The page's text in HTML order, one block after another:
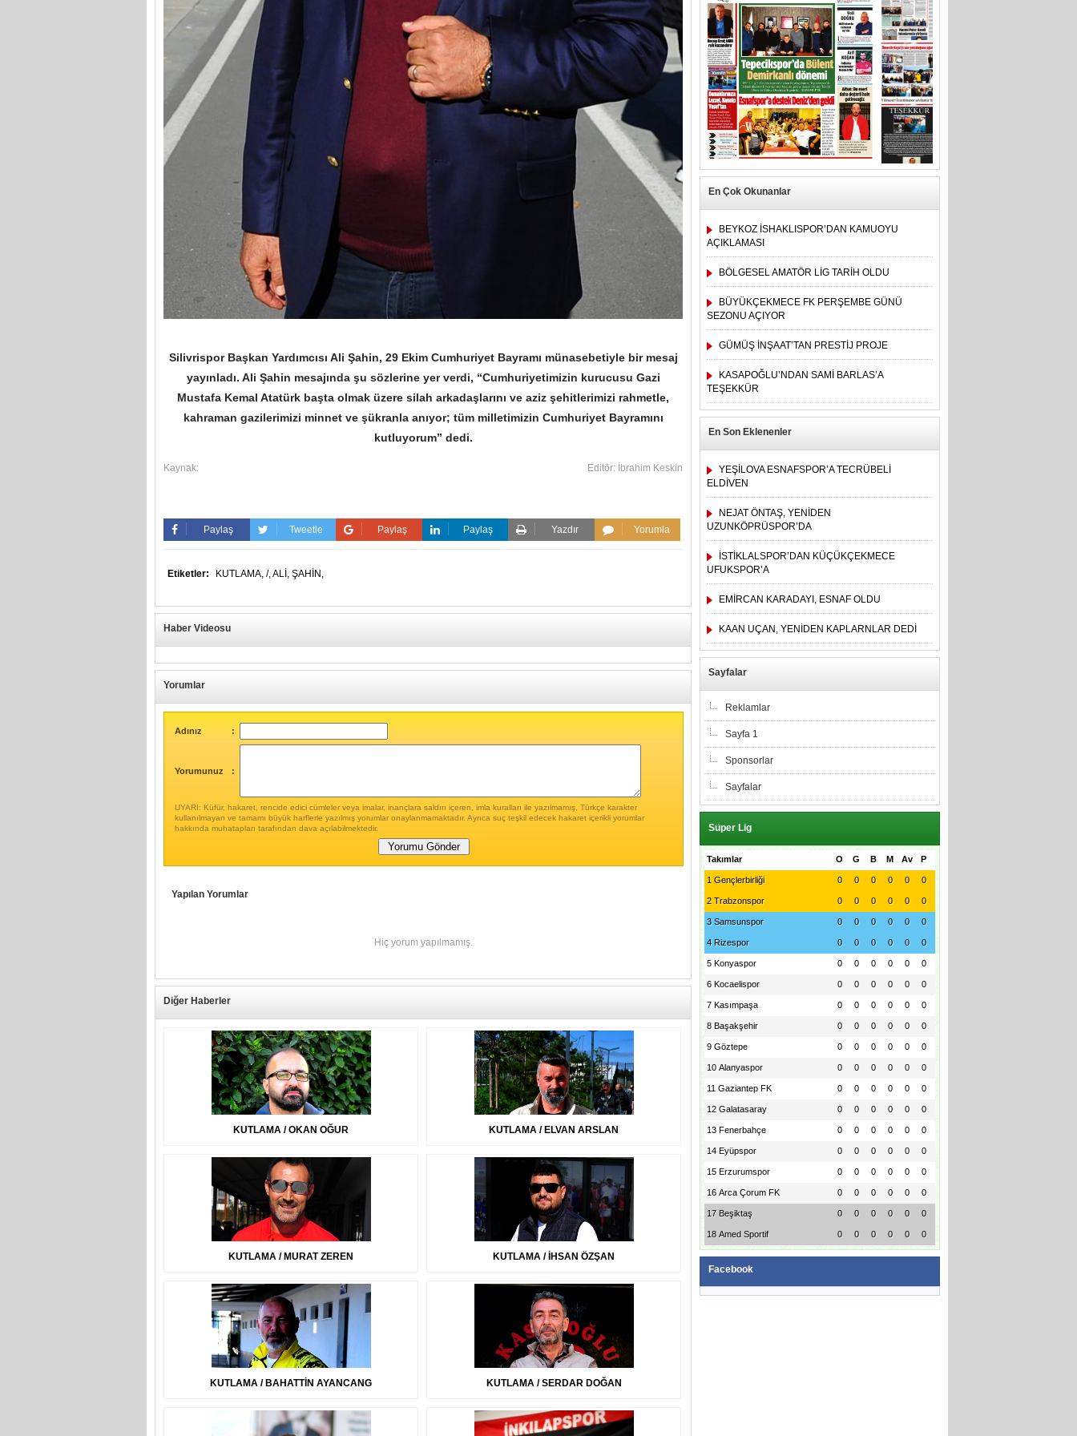
Silivrispor Başkan Yardımcısı Ali Şahin, 29 Ekim Cumhuriyet Bayramı münasebetiyle bir mesaj
yayınladı. Ali Şahin mesajında şu sözlerine yer verdi, “Cumhuriyetimizin kurucusu Gazi
Mustafa Kemal Atatürk başta olmak üzere silah arkadaşlarını ve aziz şehitlerimizi rahmetle,
kahraman gazilerimizi minnet ve şükranla anıyor; tüm milletimizin Cumhuriyet Bayramını
kutluyorum” dedi.
Kaynak: Editör: İbrahim Keskin
Paylaş Tweetle Paylaş Paylaş Yazdır Yorumla
Etiketler: KUTLAMA, /,ALİ, ŞAHİN,
Haber Videosu
Yorumlar
Adınız :
Yorumunuz :
UYARI: Küfür, hakaret, rencide edici cümleler veya imalar, inançlara saldırı içeren, imla kuralları ile yazılmamış, Türkçe karakter
kullanılmayan ve tamamı büyük harflerle yazılmış yorumlar onaylanmamaktadır. Ayrıca suç teşkil edecek hakaret içerikli yorumlar
hakkında muhatapları tarafından dava açılabilmektedir.
Yapılan Yorumlar
Hiç yorum yapılmamış.
Diğer Haberler
KUTLAMA / OKAN OĞUR KUTLAMA / ELVAN ARSLAN
KUTLAMA / MURAT ZEREN KUTLAMA / İHSAN ÖZŞAN
KUTLAMA / BAHATTİN AYANCANG KUTLAMA / SERDAR DOĞAN
En Çok Okunanlar
BEYKOZ İSHAKLISPOR’DAN KAMUOYU
AÇIKLAMASI
BÖLGESEL AMATÖR LİG TARİH OLDU
BÜYÜKÇEKMECE FK PERŞEMBE GÜNÜ
SEZONU AÇIYOR
GÜMÜŞ İNŞAAT’TAN PRESTİJ PROJE
KASAPOĞLU’NDAN SAMİ BARLAS’A
TEŞEKKÜR
En Son Eklenenler
YEŞİLOVA ESNAFSPOR’A TECRÜBELİ
ELDİVEN
NEJAT ÖNTAŞ, YENİDEN
UZUNKÖPRÜSPOR’DA
İSTİKLALSPOR’DAN KÜÇÜKÇEKMECE
UFUKSPOR’A
EMİRCAN KARADAYI, ESNAF OLDU
KAAN UÇAN, YENİDEN KAPLARNLAR DEDİ
Sayfalar
Reklamlar
Sayfa 1
Sponsorlar
Sayfalar
Süper Lig
Takımlar P
Av
M
B
G
O
1 Gençlerbirliği 0
0
0
0
0
0
2 Trabzonspor 0
0
0
0
0
0
3 Samsunspor 0
0
0
0
0
0
4 Rizespor 0
0
0
0
0
0
5 Konyaspor 0
0
0
0
0
0
6 Kocaelispor 0
0
0
0
0
0
7 Kasımpaşa 0
0
0
0
0
0
8 Başakşehir 0
0
0
0
0
0
9 Göztepe 0
0
0
0
0
0
10 Alanyaspor 0
0
0
0
0
0
11 Gaziantep FK 0
0
0
0
0
0
12 Galatasaray 0
0
0
0
0
0
13 Fenerbahçe 0
0
0
0
0
0
14 Eyüpspor 0
0
0
0
0
0
15 Erzurumspor 0
0
0
0
0
0
16 Arca Çorum FK 0
0
0
0
0
0
17 Beşiktaş 0
0
0
0
0
0
18 Amed Sportif 0
0
0
0
0
0
Facebook